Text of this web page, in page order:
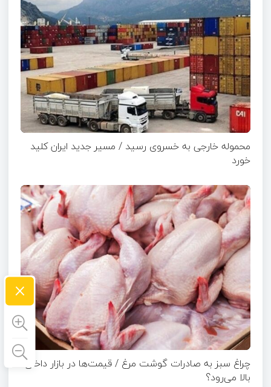
محموله خارجی به خسروی رسید / مسیر جدید ایران کلید
خورد
چراغ سبز به صادرات گوشت مرغ / قیمت‌ها در بازار داخلی
بالا می‌رود؟
×